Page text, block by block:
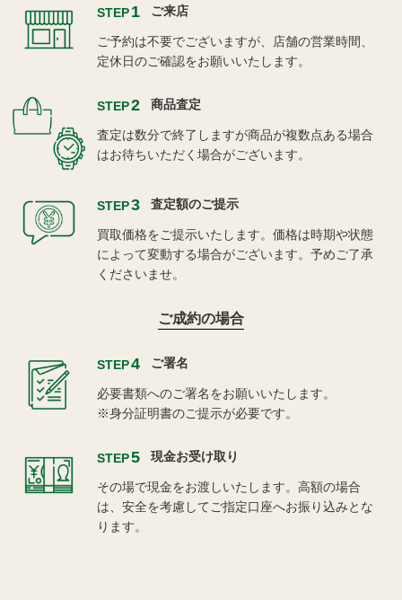
STEP1 ご来店
ご予約は不要でございますが、店舗の営業時間、
定休日のご確認をお願いいたします。
STEP2 商品査定
査定は数分で終了しますが商品が複数点ある場合
はお待ちいただく場合がございます。
STEP3 査定額のご提示
買取価格をご提示いたします。価格は時期や状態
によって変動する場合がございます。予めご了承
くださいませ。
ご成約の場合
STEP4 ご署名
必要書類へのご署名をお願いいたします。
※身分証明書のご提示が必要です。
STEP5 現金お受け取り
その場で現金をお渡しいたします。高額の場合
は、安全を考慮してご指定口座へお振り込みとな
ります。